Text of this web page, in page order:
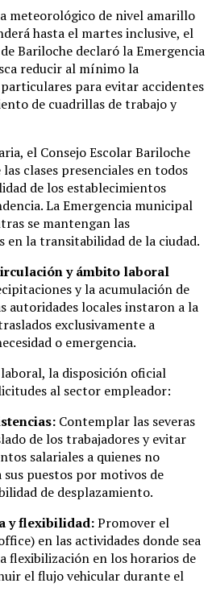
meteorológico de nivel amarillo
hasta el martes inclusive, el
Bariloche declaró la Emergencia
reducir al mínimo la
para evitar accidentes
de cuadrillas de trabajo y
el Consejo Escolar Bariloche
clases presenciales en todos
de los establecimientos
La Emergencia municipal
se mantengan las
en la transitabilidad de la ciudad.
y ámbito laboral
y la acumulación de
autoridades locales instaron a la
exclusivamente a
o emergencia.
la disposición oficial
al sector empleador:
Contemplar las severas
de los trabajadores y evitar
salariales a quienes no
puestos por motivos de
de desplazamiento.
y flexibilidad:Promover el
en las actividades donde sea
flexibilización en los horarios de
el flujo vehicular durante el